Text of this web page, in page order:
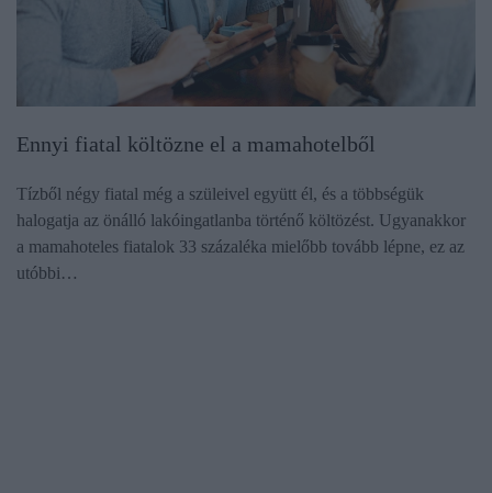
Ennyi fiatal költözne el a mamahotelből
Tízből négy fiatal még a szüleivel együtt él, és a többségük
halogatja az önálló lakóingatlanba történő költözést. Ugyanakkor
a mamahoteles fiatalok 33 százaléka mielőbb tovább lépne, ez az
utóbbi…